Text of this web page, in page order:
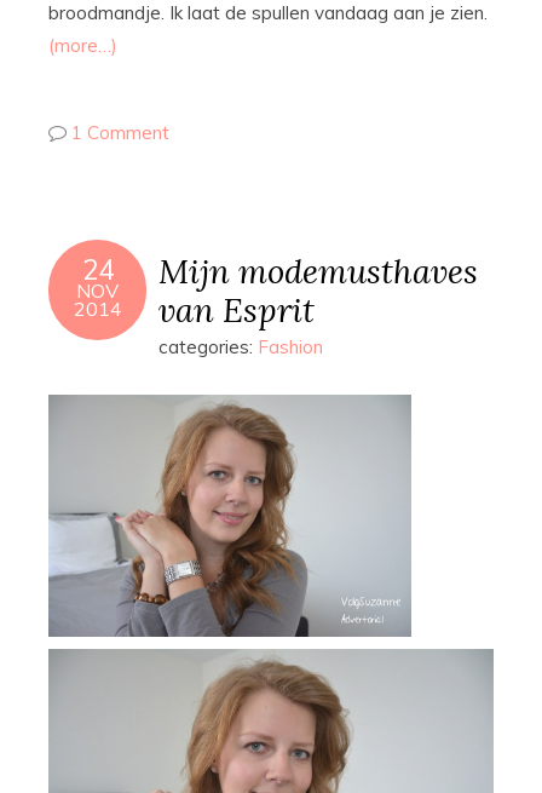
broodmandje. Ik laat de spullen vandaag aan je zien.
(more…)
1 Comment
24
NOV
2014
Mijn modemusthaves
van Esprit
categories: Fashion